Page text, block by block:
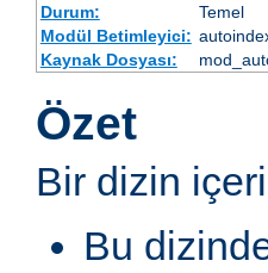
Durum:
Temel
Modül Betimleyici:
Kaynak Dosyası:
Özet
Bir dizin
Bu